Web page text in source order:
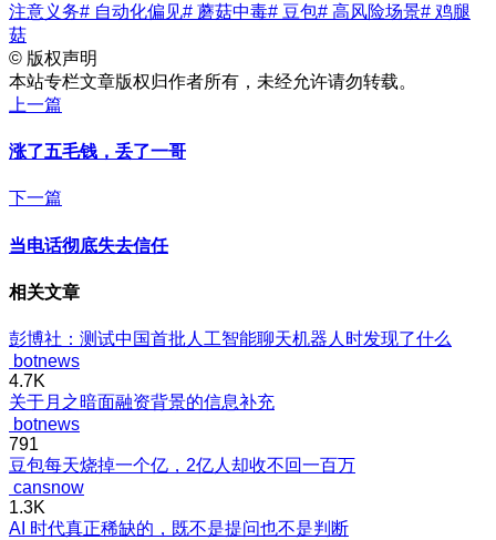
注意义务# 自动化偏见# 蘑菇中毒# 豆包# 高风险场景# 鸡腿
菇
© 版权声明
本站专栏文章版权归作者所有，未经允许请勿转载。
上一篇
涨了五毛钱，丢了一哥
下一篇
当电话彻底失去信任
相关文章
彭博社：测试中国首批人工智能聊天机器人时发现了什么
botnews
4.7K
关于月之暗面融资背景的信息补充
botnews
791
豆包每天烧掉一个亿，2亿人却收不回一百万
cansnow
1.3K
AI 时代真正稀缺的，既不是提问也不是判断